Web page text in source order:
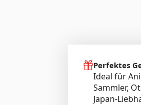
Perfektes
Ideal für
Sammler,
Japan-